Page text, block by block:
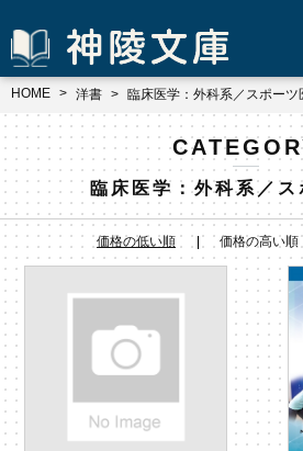
HOME 洋書 臨床医学：外科系／スポーツ
臨床医学：外科系／
価格の低い順 価格の高い順